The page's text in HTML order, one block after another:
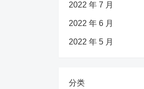
2022 年 7 月
2022 年 6 月
2022 年 5 月
分类